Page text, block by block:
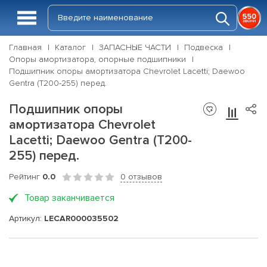
Главная Каталог ЗАПАСНЫЕ ЧАСТИ
Подвеска
Опоры амортизатора, опорные подшипники
Подшипник опоры амортизатора Chevrolet Lacetti; Daewoo
Gentra (T200-255) перед.
Подшипник опоры
амортизатора Chevrolet
Lacetti; Daewoo Gentra (T200-
255) перед.
Рейтинг 0.0 0 отзывов
Товар заканчивается
Артикул: LECAR000035502